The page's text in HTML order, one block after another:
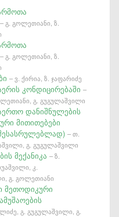
– გ. გოლეთიანი, ზ.
– გ. გოლეთიანი, ზ.
– ვ. ქირია, ზ. ჯაფარიძე
კონდიცირებაში–
გ. გუგულაშვილი
დანიშნულების
მითითებები
– თ.
გ. გუგულაშვილი
მექანიკა– ზ.
კ.
გ. გოლეთიანი
მეთოდიკური
გ. გუგულაშვილი, გ.